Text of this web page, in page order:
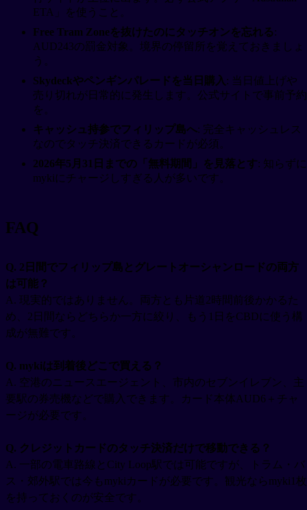
ETA」を使うこと。
Free Tram Zoneを抜けたのにタッチオンを忘れる :
AUD243の罰金対象。境界の停留所を覚えておきましょ
う。
Skydeckやペンギンパレードを当日購入 : 当日値上げや
売り切れが日常的に発生します。公式サイトで事前予約
を。
キャッシュ持参でフィリップ島へ: 完全キャッシュレス
なのでタッチ決済できるカードが必須。
2026年5月31日までの「無料期間」を見落とす: 知らずに
mykiにチャージしすぎる人が多いです。
FAQ
Q. 2日間でフィリップ島とグレートオーシャンロードの両方
は可能？
A. 現実的ではありません。両方とも片道2時間前後かかるた
め、2日間ならどちらか一方に絞り、もう1日をCBDに使う構
成が無難です。
Q. mykiは到着後どこで買える？
A. 空港のニュースエージェント、市内のセブンイレブン、主
要駅の券売機などで購入できます。カード本体AUD6＋チャ
ージが必要です。
Q. クレジットカードのタッチ決済だけで移動できる？
A. 一部の電車路線とCity Loop駅では可能ですが、トラム・バ
ス・郊外駅では今もmykiカードが必要です。観光ならmyki1枚
を持っておくのが安全です。